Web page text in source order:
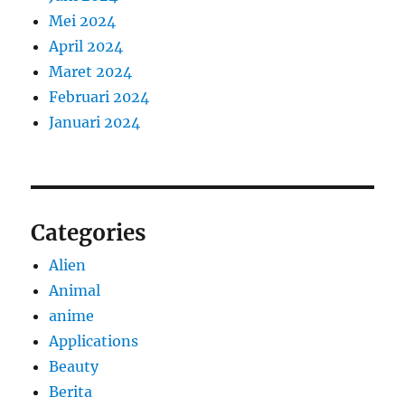
Mei 2024
April 2024
Maret 2024
Februari 2024
Januari 2024
Categories
Alien
Animal
anime
Applications
Beauty
Berita